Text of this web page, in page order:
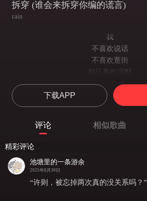
拆穿 (谁会来拆穿你编的谎言)
rain
我
不喜欢说话
不喜欢逛街
却只喜欢沉默
每一个清晨
会默默祈祷
光阴荏苒 有谁还记得
绚烂自私而无尽头的脑海
谁会来拆穿
下载APP
评论 相似歌曲
精彩评论
池塘里的一条游余
2025年6月30日
“许则，被忘掉两次真的没关系吗？”